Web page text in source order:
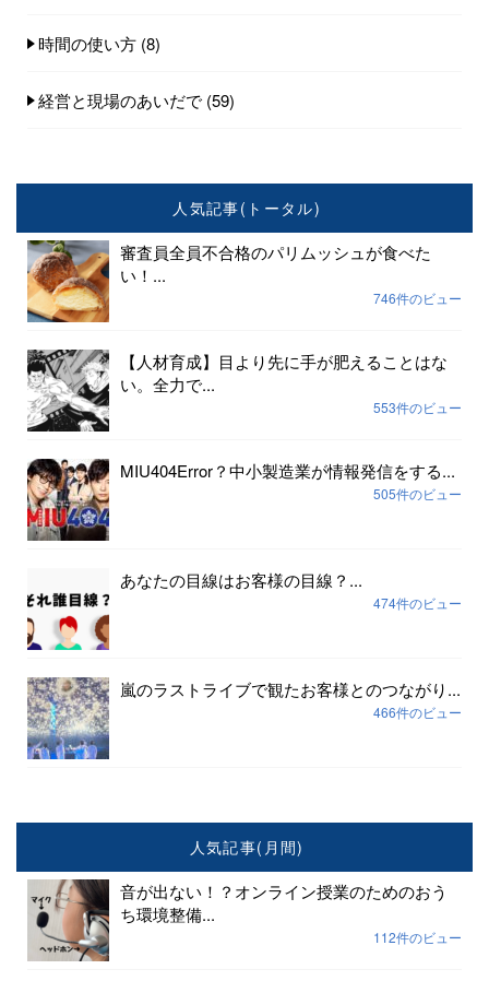
時間の使い方 (8)
経営と現場のあいだで (59)
人気記事(トータル)
審査員全員不合格のパリムッシュが食べた
い！...
746件のビュー
【人材育成】目より先に手が肥えることはな
い。全力で...
553件のビュー
MIU404Error？中小製造業が情報発信をする...
505件のビュー
あなたの目線はお客様の目線？...
474件のビュー
嵐のラストライブで観たお客様とのつながり...
466件のビュー
人気記事(月間)
音が出ない！？オンライン授業のためのおう
ち環境整備...
112件のビュー